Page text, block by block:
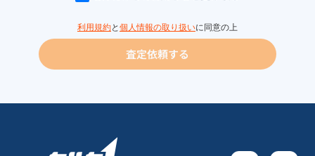
利用規約と 個人情報の取り扱いに同意の上
査定依頼する